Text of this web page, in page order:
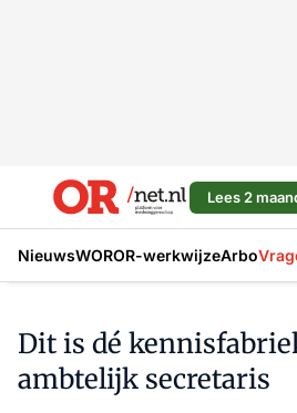
Lees 2
NieuwsWOROR-werkwijzeArbo
Dit is dé
ambtelijk secretaris